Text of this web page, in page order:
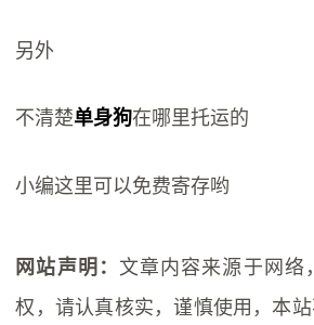
另外
不清楚单身狗在哪里托运的
小编这里可以免费寄存哟
网站声明： 文章内容来源于网络
权，请认真核实，谨慎使用，本